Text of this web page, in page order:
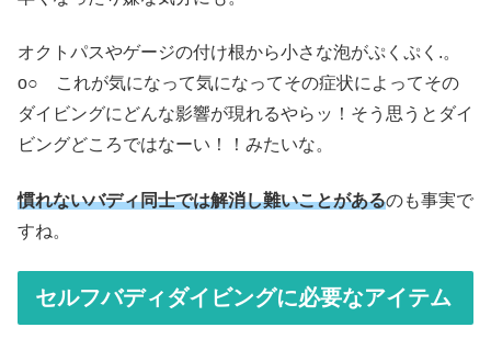
オクトパスやゲージの付け根から小さな泡がぷくぷく.。
o○ これが気になって気になってその症状によってその
ダイビングにどんな影響が現れるやらッ！そう思うとダイ
ビングどころではなーい！！みたいな。
慣れないバディ同士では解消し難いことがあるのも事実で
すね。
セルフバディダイビングに必要なアイテム